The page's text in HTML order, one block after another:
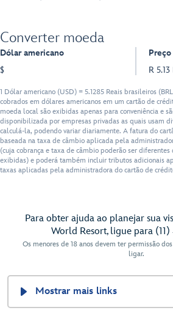
Converter moeda
Dólar americano
$
R 5.13
1 Dólar americano (USD) = 5.1285 Reais brasileiros
cobrados em dólares americanos em um cartão de
moeda local são exibidas apenas para conveniência e
disponibilizada por empresas privadas as quais usam
calculá-la, podendo variar diariamente. A fatura do
baseada na taxa de câmbio aplicada pela
(cuja cobrança e taxa de câmbio poderão ser
exibidas) e poderá também incluir tributos adicionais
taxas aplicadas pela administradora do cartão de
Para obter ajuda ao planejar sua
World Resort, ligue para
Os menores de 18 anos devem ter permissão
ligar.
Mostrar mais links